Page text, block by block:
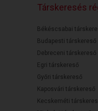
Társkeresés
Békéscsabai
Budapesti társkereső
Debreceni társkereső
Egri társkereső
Győri társkereső
Kaposvári társkereső
Kecskeméti